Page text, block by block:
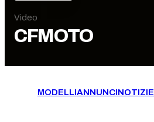
Video
CFMOTO
MODELLIANNUNCINOTIZIE